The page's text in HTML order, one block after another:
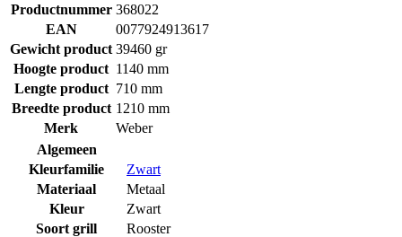
Productnummer 368022
EAN
0077924913617
Gewicht product 39460 gr
Hoogte product 1140 mm
Lengte product 710 mm
Breedte product 1210 mm
Merk
Weber
Algemeen
Kleurfamilie
Zwart
Materiaal
Metaal
Kleur
Zwart
Soort grill
Rooster